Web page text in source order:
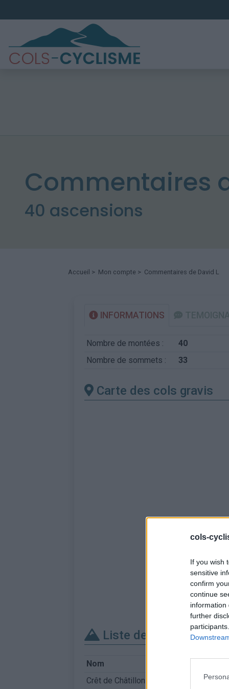
cols-
If you wish
sensitive
confirm
continue
information
further
Commentaires
40 ascensions
Accueil > Mon compte > Commentaires de David L
INFORMATIONS
Nombre de montées : 40
Nombre de sommets :
33
Carte des cols gravis
Liste des sommets
Nom
Crêt de Châtillon / Mont Semnoz